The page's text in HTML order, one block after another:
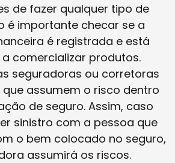
de fazer qualquer tipo de
é importante checar se a
é registrada e está
comercializar produtos.
seguradoras ou corretoras
assumem o risco dentro
de seguro. Assim, caso
sinistro com a pessoa que
o bem colocado no seguro,
assumirá os riscos.